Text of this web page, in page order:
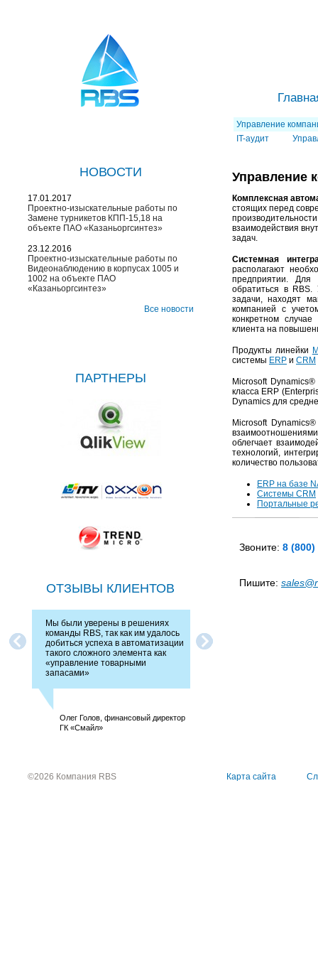
Управление
IT-аудит
НОВОСТИ
17.01.2017
Проектно-изыскательные работы по
Замене турникетов КПП-15,18 на
объекте ПАО «Казаньоргсинтез»
23.12.2016
Проектно-изыскательные работы по
Видеонаблюдению в корпусах 1005 и
1002 на объекте ПАО
«Казаньоргсинтез»
Все новости
ПАРТНЕРЫ
ОТЗЫВЫ КЛИЕНТОВ
Мы были уверены в решениях
команды RBS, так как им удалось
добиться успеха в автоматизации
такого сложного элемента как
«управление товарными
запасами»
Олег Голов, финансовый директор
ГК «Смайл»
квалифицированным
исполнителем,
Управление
Комплексная
стоящих перед
взаимодействия
задач.
Системная
располагают
предприятии. Для
обратиться в
задачи, находят
компанией с
конкретном
клиента на
Продукты линейки
системы ERP и CRM
Microsoft
класса ERP
Dynamics для
Microsoft
взаимоотношениями
облегчает
технологий,
количество
ERP на базе
Системы CRM
Портальные
Звоните: 8 (800)
Пишите:
©2026 Компания RBS Карта сайта